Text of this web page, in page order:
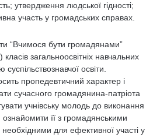
утвердження людської гідності;
участь у громадських справах.
“Вчимося бути громадянами”
загальноосвітніх навчальних
освіти.
пропедевтичний характер і
сучасного громадянина-патріота
учнівську молодь до виконання
її з громадянськими
для ефективної участі у